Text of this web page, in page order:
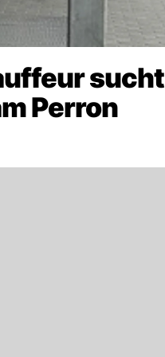
sucht
Perron